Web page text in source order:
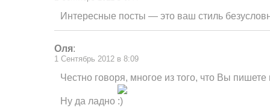
Интересные посты — это ваш стиль
Оля:
1 Сентябрь 2012 в 8:09
Честно говоря, многое из того, что Вы
Ну да ладно